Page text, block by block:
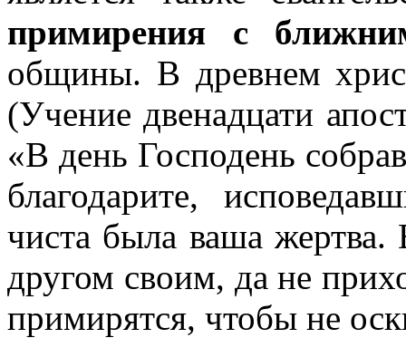
примирения с
общины. В древнем
(Учение двенадцати
«В день Господень
благодарите,
чиста была ваша
другом своим, да не
примирятся, чтобы не